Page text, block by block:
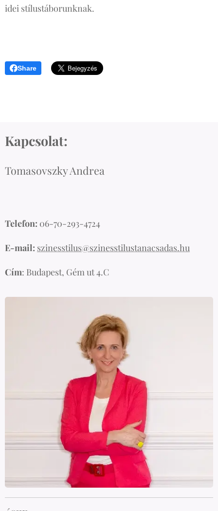
idei stílustáborunknak.
Share
Kapcsolat:
Tomasovszky Andrea
Telefon: 06-70-293-4724
E-mail: szinesstilus@szinesstilustanacsadas.hu
Cím: Budapest, Gém ut 4.C